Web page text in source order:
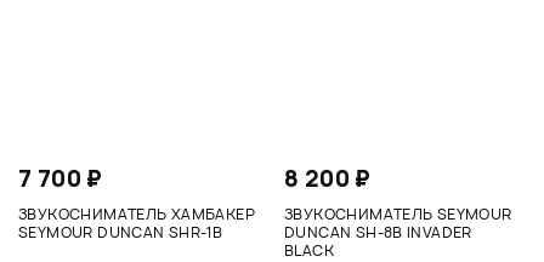
7 700 ₽
ЗВУКОСНИМАТЕЛЬ ХАМБАКЕР
SEYMOUR DUNCAN SHR-1B
8 200 ₽
ЗВУКОСНИМАТЕЛЬ SEYMOUR
DUNCAN SH-8B INVADER
BLACK